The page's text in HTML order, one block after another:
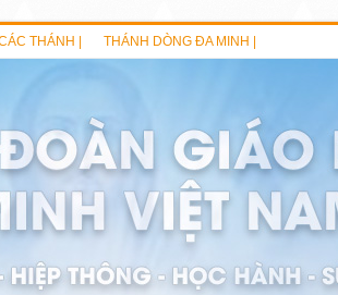
THÁNH | THÁNH DÒNG ĐA MINH |